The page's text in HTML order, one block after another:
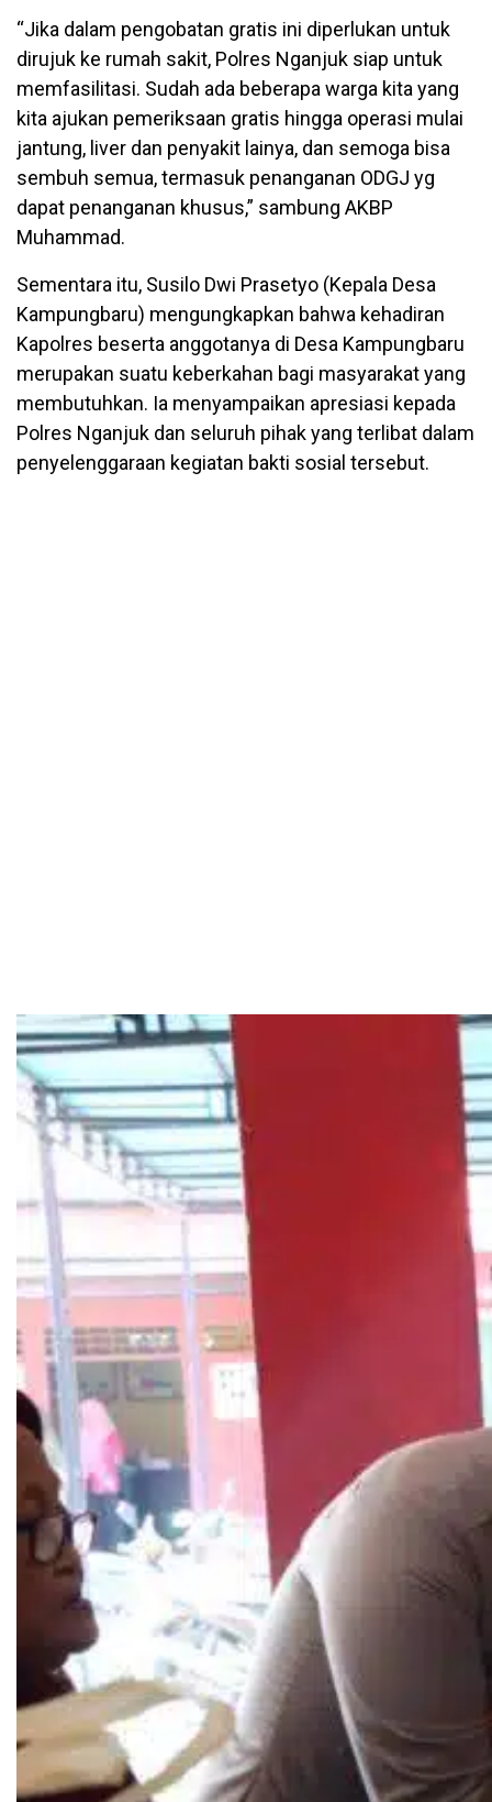
“Jika dalam pengobatan gratis ini diperlukan untuk
dirujuk ke rumah sakit, Polres Nganjuk siap untuk
memfasilitasi. Sudah ada beberapa warga kita yang
kita ajukan pemeriksaan gratis hingga operasi mulai
jantung, liver dan penyakit lainya, dan semoga bisa
sembuh semua, termasuk penanganan ODGJ yg
dapat penanganan khusus,” sambung AKBP
Muhammad.
Sementara itu, Susilo Dwi Prasetyo (Kepala Desa
Kampungbaru) mengungkapkan bahwa kehadiran
Kapolres beserta anggotanya di Desa Kampungbaru
merupakan suatu keberkahan bagi masyarakat yang
membutuhkan. Ia menyampaikan apresiasi kepada
Polres Nganjuk dan seluruh pihak yang terlibat dalam
penyelenggaraan kegiatan bakti sosial tersebut.